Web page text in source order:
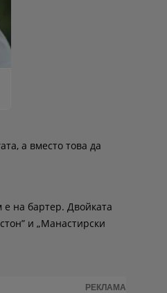
а вместо това да
на бартер. Двойката
и „Манастирски
РЕКЛАМА